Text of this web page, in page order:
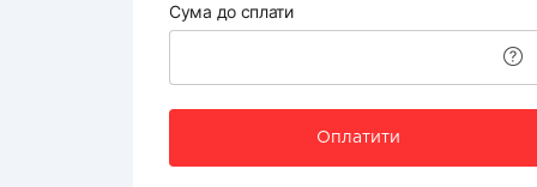
Сума до сплати
Оплатити